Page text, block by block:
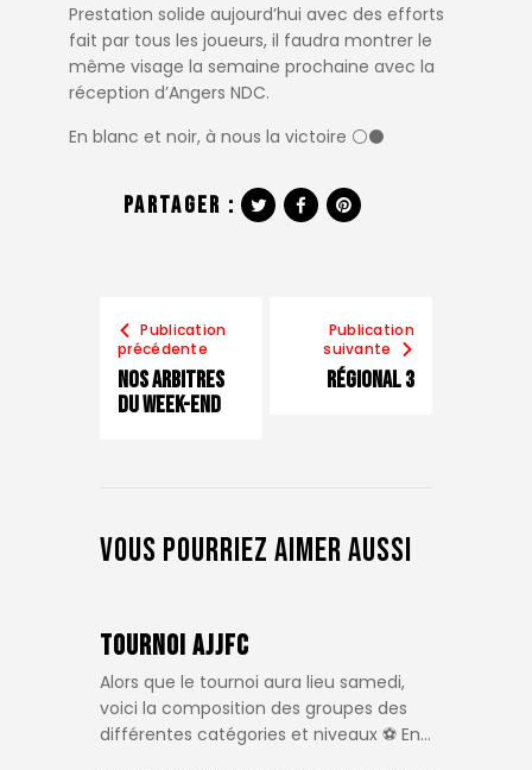
Prestation solide aujourd’hui avec des efforts
fait par tous les joueurs, il faudra montrer le
même visage la semaine prochaine avec la
réception d’Angers NDC.
En blanc et noir, à nous la victoire ⚪️⚫️
Partager :
Publication
précédente
Nos arbitres
du week-end
Publication
suivante
Régional 3
Vous pourriez aimer aussi
Tournoi AJJFC
Alors que le tournoi aura lieu samedi,
voici la composition des groupes des
différentes catégories et niveaux ⚽️ En…